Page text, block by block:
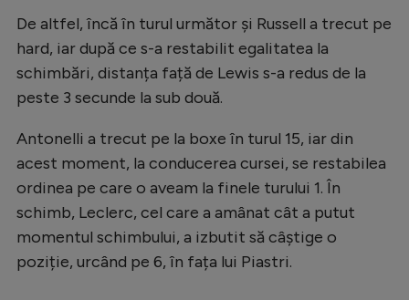
Creează cont
De altfel, încă în turul următor și Russell a trecut pe
hard, iar după ce s-a restabilit egalitatea la
schimbări, distanța față de Lewis s-a redus de la
peste 3 secunde la sub două.
Antonelli a trecut pe la boxe în turul 15, iar din
acest moment, la conducerea cursei, se restabilea
ordinea pe care o aveam la finele turului 1. În
schimb, Leclerc, cel care a amânat cât a putut
momentul schimbului, a izbutit să câștige o
poziție, urcând pe 6, în fața lui Piastri.